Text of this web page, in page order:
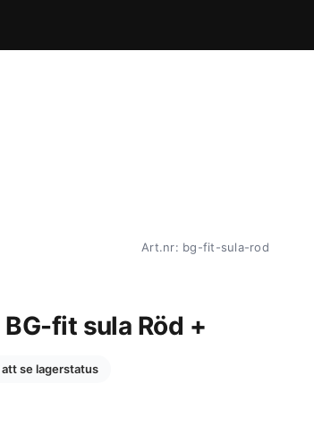
Art.nr: bg-fit-sula-rod
fit sula Röd +
se lagerstatus